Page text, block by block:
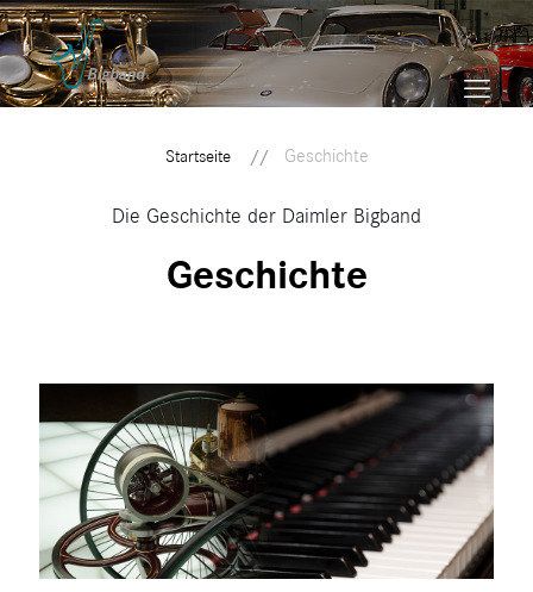
Startseite Geschichte
Die Geschichte der Daimler Bigband
Geschichte